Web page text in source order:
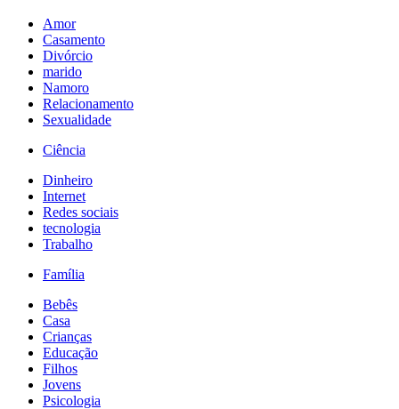
Amor
Casamento
Divórcio
marido
Namoro
Relacionamento
Sexualidade
Ciência
Dinheiro
Internet
Redes sociais
tecnologia
Trabalho
Família
Bebês
Casa
Crianças
Educação
Filhos
Jovens
Psicologia